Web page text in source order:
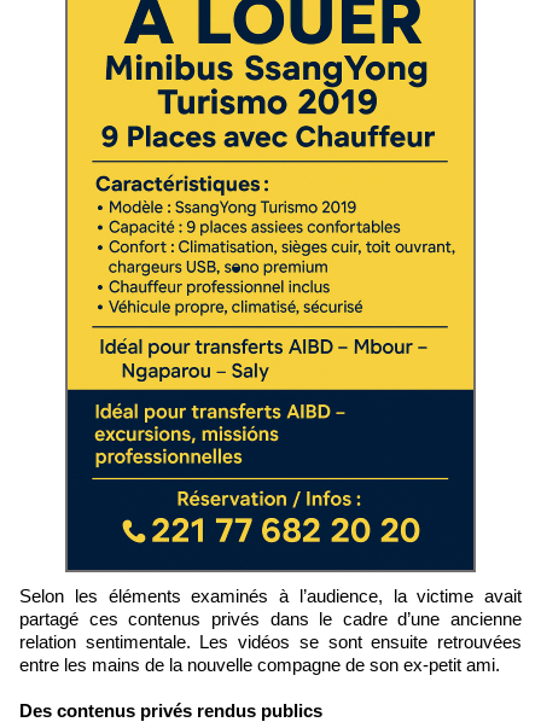
Selon les éléments examinés à l’audience, la victime avait
partagé ces contenus privés dans le cadre d’une ancienne
relation sentimentale. Les vidéos se sont ensuite retrouvées
entre les mains de la nouvelle compagne de son ex-petit ami.
Des contenus privés rendus publics